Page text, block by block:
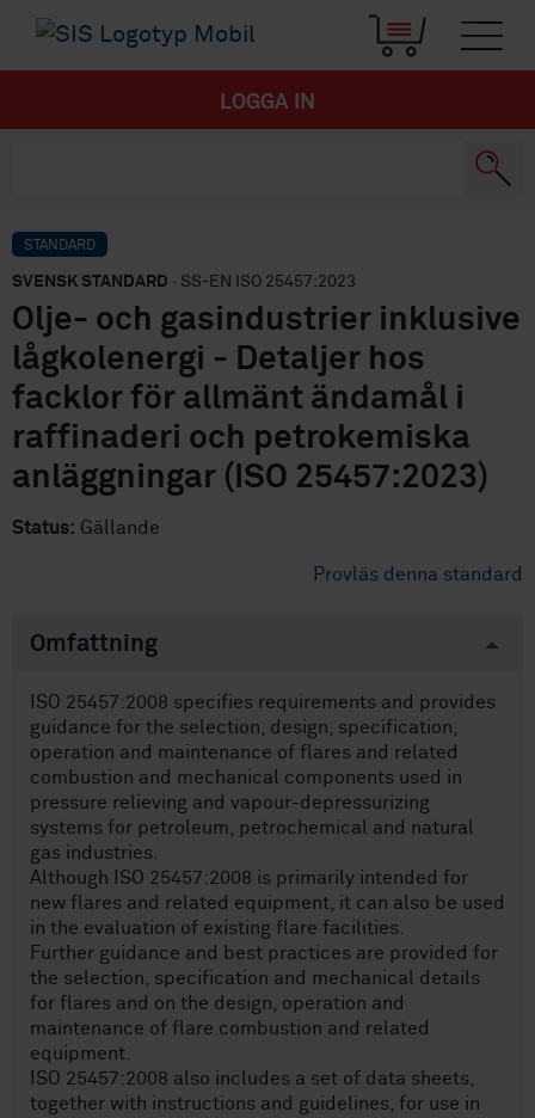
LOGGA IN
STANDARD
SVENSK STANDARD · SS-EN ISO 25457:2023
Olje- och gasindustrier inklusive
lågkolenergi - Detaljer hos
facklor för allmänt ändamål i
raffinaderi och petrokemiska
anläggningar (ISO 25457:2023)
Status: Gällande
Provläs denna standard
Omfattning
ISO 25457:2008 specifies requirements and provides
guidance for the selection, design, specification,
operation and maintenance of flares and related
combustion and mechanical components used in
pressure relieving and vapour-depressurizing
systems for petroleum, petrochemical and natural
gas industries.
Although ISO 25457:2008 is primarily intended for
new flares and related equipment, it can also be used
in the evaluation of existing flare facilities.
Further guidance and best practices are provided for
the selection, specification and mechanical details
for flares and on the design, operation and
maintenance of flare combustion and related
equipment.
ISO 25457:2008 also includes a set of data sheets,
together with instructions and guidelines, for use in